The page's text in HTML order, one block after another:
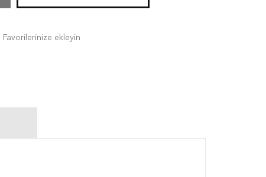
Favorilerinize ekleyin